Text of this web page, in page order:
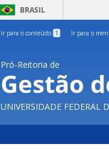
BRASIL
Ir para o conteúdo 1 Ir para o
Pró-Reitoria de
Gestão
UNIVERSIDADE FEDERAL